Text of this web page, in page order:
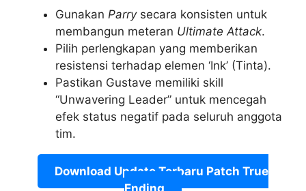
Gunakan Parrysecara konsisten untuk
membangun meteran Ultimate Attack.
Pilih perlengkapan yang memberikan
resistensi terhadap elemen ‘Ink’ (Tinta).
Pastikan Gustave memiliki skill
“Unwavering Leader” untuk mencegah
efek status negatif pada seluruh anggota
tim.
Download Update Terbaru Patch True
Ending